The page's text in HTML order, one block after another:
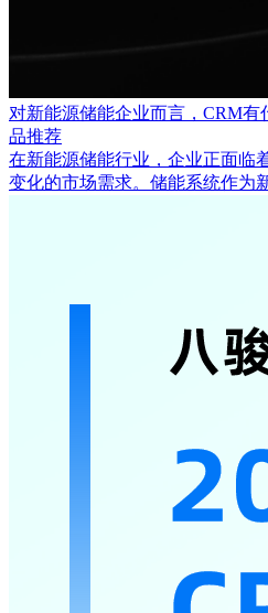
对新能源储能企业而言，CRM
品推荐
在新能源储能行业，企业正面临
变化的市场需求。储能系统作为